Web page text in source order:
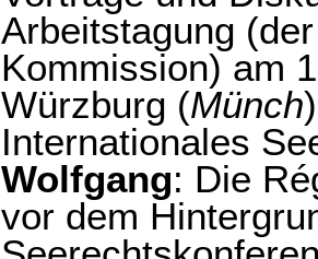
Arbeitstagung
Kommission) am
Würzburg (Münch
Internationales
Wolfgang: Die
vor dem